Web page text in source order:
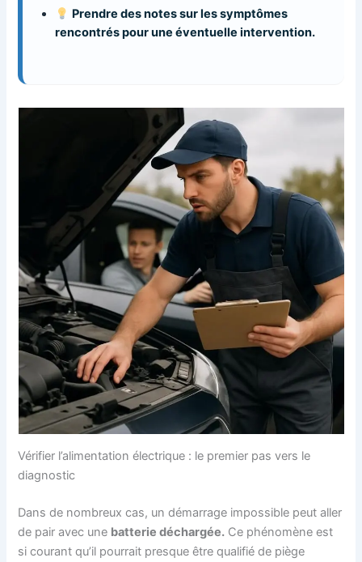
Prendre des notes sur les symptômes
rencontrés pour une éventuelle intervention.
Vérifier l’alimentation électrique : le premier pas vers le
diagnostic
Dans de nombreux cas, un démarrage impossible peut aller
de pair avec une batterie déchargée. Ce phénomène est
si courant qu’il pourrait presque être qualifié de piège